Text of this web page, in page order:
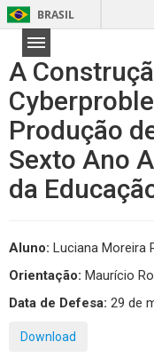
BRASIL
A
Produção
Sexto Ano
da
Aluno: Luciana Moreira
Orientação: Maurício
Data de Defesa: 29 de
Download